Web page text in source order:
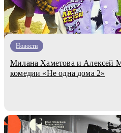
Новости
Милана Хаметова и Алексей
комедии «Не одна дома 2»